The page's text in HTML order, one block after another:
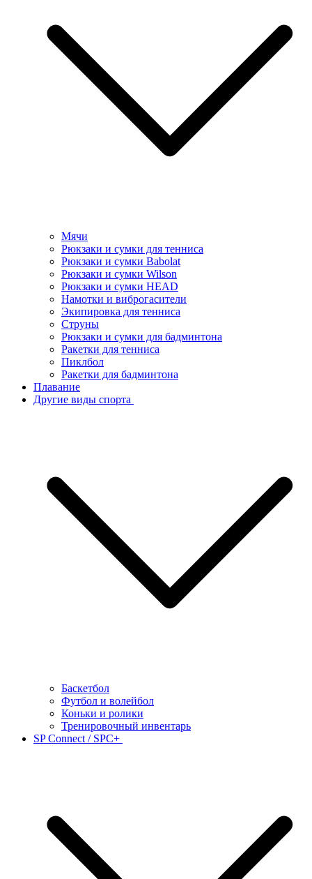
Мячи
Рюкзаки и сумки для тенниса
Рюкзаки и сумки Babolat
Рюкзаки и сумки Wilson
Рюкзаки и сумки HEAD
Намотки и виброгасители
Экипировка для тенниса
Струны
Рюкзаки и сумки для бадминтона
Ракетки для тенниса
Пиклбол
Ракетки для бадминтона
Плавание
Другие виды спорта
Баскетбол
Футбол и волейбол
Коньки и ролики
Тренировочный инвентарь
SP Connect / SPC+